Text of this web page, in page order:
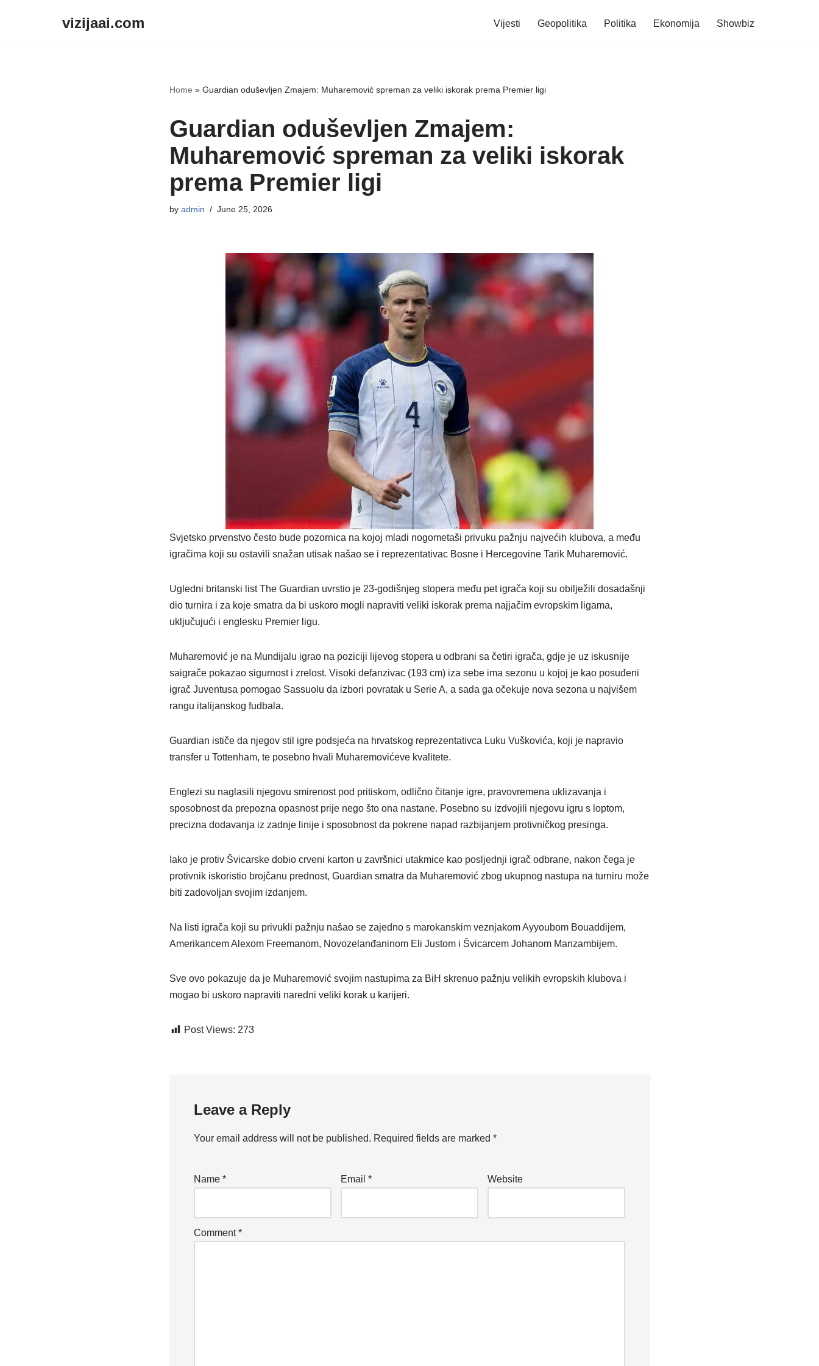
vizijaai.com Vijesti Geopolitika Politika Ekonomija Showbiz
Home » Guardian oduševljen Zmajem: Muharemović spreman za veliki iskorak prema Premier ligi
Guardian oduševljen Zmajem:
Muharemović spreman za veliki iskorak
prema Premier ligi
by admin June 25, 2026
Svjetsko prvenstvo često bude pozornica na kojoj mladi nogometaši privuku pažnju najvećih klubova, a među
igračima koji su ostavili snažan utisak našao se i reprezentativac Bosne i Hercegovine Tarik Muharemović.
Ugledni britanski list The Guardian uvrstio je 23-godišnjeg stopera među pet igrača koji su obilježili dosadašnji
dio turnira i za koje smatra da bi uskoro mogli napraviti veliki iskorak prema najjačim evropskim ligama,
uključujući i englesku Premier ligu.
Muharemović je na Mundijalu igrao na poziciji lijevog stopera u odbrani sa četiri igrača, gdje je uz iskusnije
saigrače pokazao sigurnost i zrelost. Visoki defanzivac (193 cm) iza sebe ima sezonu u kojoj je kao posuđeni
igrač Juventusa pomogao Sassuolu da izbori povratak u Serie A, a sada ga očekuje nova sezona u najvišem
rangu italijanskog fudbala.
Guardian ističe da njegov stil igre podsjeća na hrvatskog reprezentativca Luku Vuškovića, koji je napravio
transfer u Tottenham, te posebno hvali Muharemovićeve kvalitete.
Englezi su naglasili njegovu smirenost pod pritiskom, odlično čitanje igre, pravovremena uklizavanja i
sposobnost da prepozna opasnost prije nego što ona nastane. Posebno su izdvojili njegovu igru s loptom,
precizna dodavanja iz zadnje linije i sposobnost da pokrene napad razbijanjem protivničkog presinga.
Iako je protiv Švicarske dobio crveni karton u završnici utakmice kao posljednji igrač odbrane, nakon čega je
protivnik iskoristio brojčanu prednost, Guardian smatra da Muharemović zbog ukupnog nastupa na turniru može
biti zadovoljan svojim izdanjem.
Na listi igrača koji su privukli pažnju našao se zajedno s marokanskim veznjakom Ayyoubom Bouaddijem,
Amerikancem Alexom Freemanom, Novozelanđaninom Eli Justom i Švicarcem Johanom Manzambijem.
Sve ovo pokazuje da je Muharemović svojim nastupima za BiH skrenuo pažnju velikih evropskih klubova i
mogao bi uskoro napraviti naredni veliki korak u karijeri.
Post Views: 273
Leave a Reply
Your email address will not be published. Required fields are marked *
Name * Email * Website
Comment*